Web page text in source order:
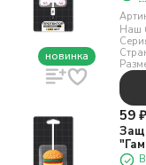
новинка
Наш
59 ₽